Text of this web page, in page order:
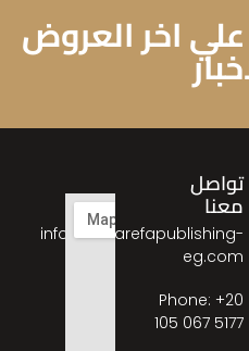
اخر العروض
تواصل
معنا
info@almarefapublishing-
eg.com
Phone: ‎+20
105 067 5177